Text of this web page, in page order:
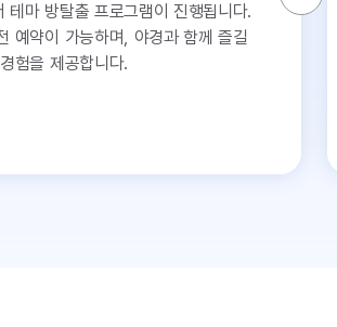
테마 방탈출 프로그램이 진행됩니다.
예약이 가능하며, 야경과 함께 즐길
험을 제공합니다.